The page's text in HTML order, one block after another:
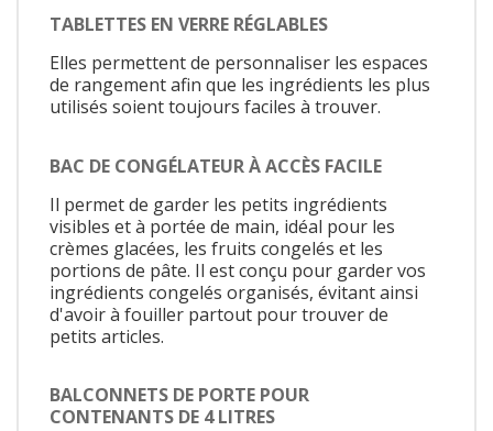
TABLETTES EN VERRE RÉGLABLES
Elles permettent de personnaliser les espaces
de rangement afin que les ingrédients les plus
utilisés soient toujours faciles à trouver.
BAC DE CONGÉLATEUR À ACCÈS FACILE
Il permet de garder les petits ingrédients
visibles et à portée de main, idéal pour les
crèmes glacées, les fruits congelés et les
portions de pâte. Il est conçu pour garder vos
ingrédients congelés organisés, évitant ainsi
d'avoir à fouiller partout pour trouver de
petits articles.
BALCONNETS DE PORTE POUR
CONTENANTS DE 4 LITRES